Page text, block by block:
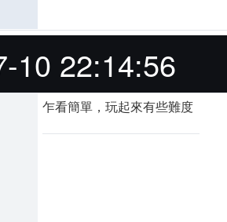
10 22:14:56
乍看簡單，玩起來有些難度